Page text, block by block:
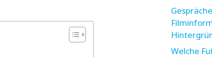
Welche